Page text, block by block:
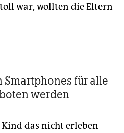
war, wollten die Eltern
Smartphones für alle
werden
das nicht erleben